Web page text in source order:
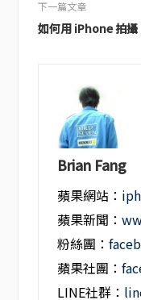
下一篇文章
如何用 iPhone 拍
Brian Fang
蘋果網站：
蘋果新聞：
粉絲團：
蘋果社團：
LINE社群：